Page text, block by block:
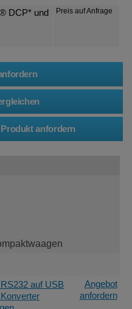
DCP* und
Preis auf Anfrage
auf USB
Angebot
anfordern